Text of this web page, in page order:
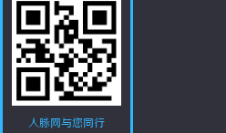
人脉网与您同行